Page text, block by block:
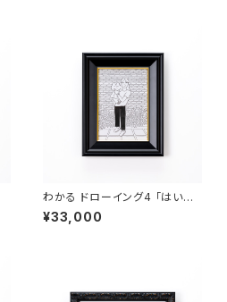
わかる ドローイング4 「はいチ
ーズ」裏面にサイン、額装込み
¥33,000